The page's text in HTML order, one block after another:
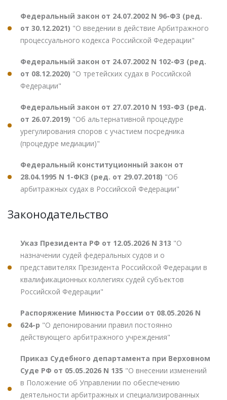
Федеральный закон от 24.07.2002 N 96-ФЗ (ред.
от 30.12.2021) "О введении в действие Арбитражного
процессуального кодекса Российской Федерации"
Федеральный закон от 24.07.2002 N 102-ФЗ (ред.
от 08.12.2020) "О третейских судах в Российской
Федерации"
Федеральный закон от 27.07.2010 N 193-ФЗ (ред.
от 26.07.2019) "Об альтернативной процедуре
урегулирования споров с участием посредника
(процедуре медиации)"
Федеральный конституционный закон от
28.04.1995 N 1-ФКЗ (ред. от 29.07.2018) "Об
арбитражных судах в Российской Федерации"
Законодательство
Указ Президента РФ от 12.05.2026 N 313 "О
назначении судей федеральных судов и о
представителях Президента Российской Федерации в
квалификационных коллегиях судей субъектов
Российской Федерации"
Распоряжение Минюста России от 08.05.2026 N
624-р "О депонировании правил постоянно
действующего арбитражного учреждения"
Приказ Судебного департамента при Верховном
Суде РФ от 05.05.2026 N 135 "О внесении изменений
в Положение об Управлении по обеспечению
деятельности арбитражных и специализированных